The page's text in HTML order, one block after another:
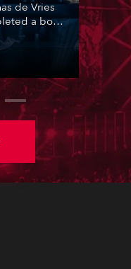
de Vries
a bold
and
and
BEEN, a
the
scene in